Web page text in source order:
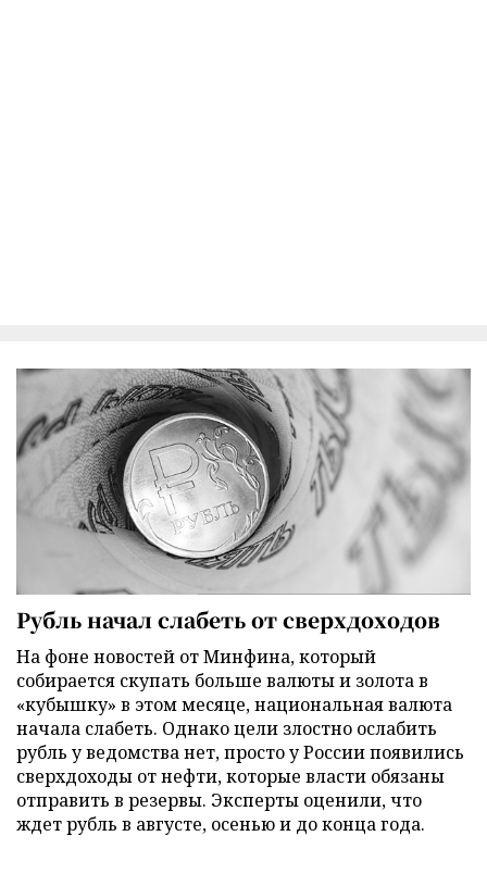
Рубль начал слабеть от сверхдоходов
На фоне новостей от Минфина, который
собирается скупать больше валюты и золота в
«кубышку» в этом месяце, национальная валюта
начала слабеть. Однако цели злостно ослабить
рубль у ведомства нет, просто у России появились
сверхдоходы от нефти, которые власти обязаны
отправить в резервы. Эксперты оценили, что
ждет рубль в августе, осенью и до конца года.